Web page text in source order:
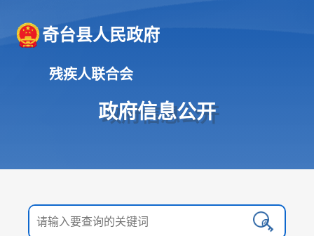
奇台县人民政府
残疾人联合会
政府信息公开